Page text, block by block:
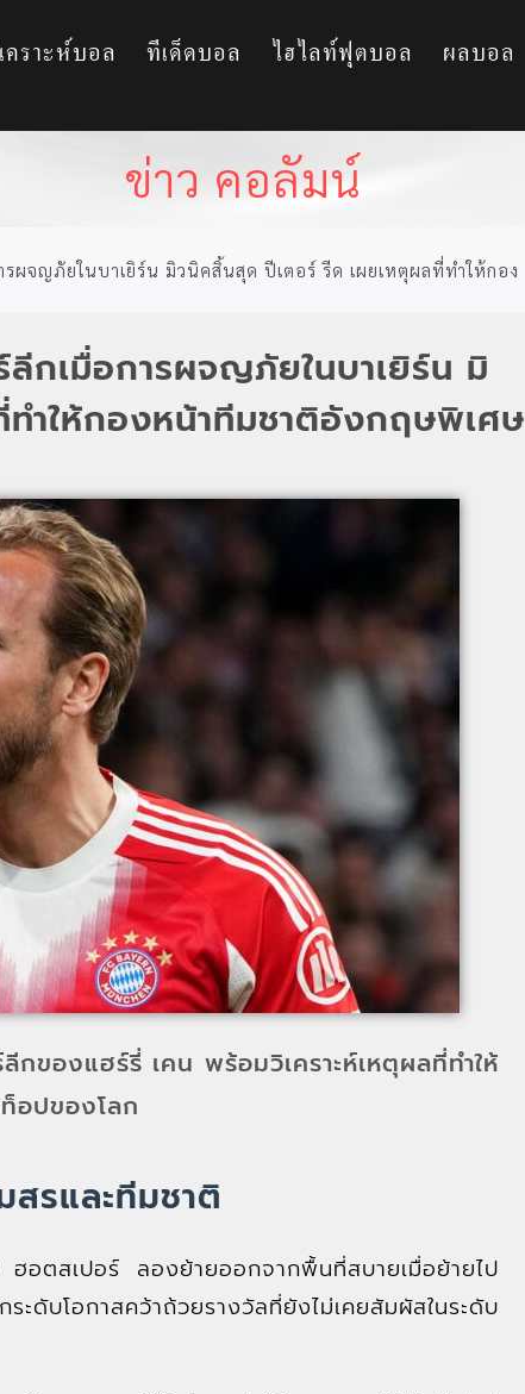
คราะห์บอล ทีเด็ดบอล ไฮไลท์ฟุตบอล ผลบอล
ข่าว คอลัมน์
รผจญภัยในบาเยิร์น มิวนิคสิ้นสุด ปีเตอร์ รีด เผยเหตุผลที่ทำให้กอง
กเมื่อการผจญภัยในบาเยิร์น มิ
ำให้กองหน้าทีมชาติอังกฤษพิเศษ
ของแฮร์รี่ เคน พร้อมวิเคราะห์เหตุผลที่ทำให้
อปของโลก
สรและทีมชาติ
ตสเปอร์ ลองย้ายออกจากพื้นที่สบายเมื่อย้ายไป
ดับโอกาสคว้าถ้วยรางวัลที่ยังไม่เคยสัมผัสในระดับ